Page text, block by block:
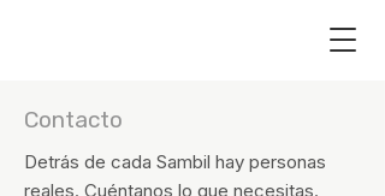
Contacto
Detrás de cada Sambil hay personas
reales. Cuéntanos lo que necesitas.